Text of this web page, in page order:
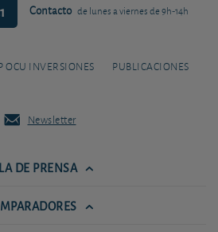
Contacto de lunes a viernes de 9h-14h
OCU INVERSIONES PUBLICACIONES
Newsletter
DE PRENSA